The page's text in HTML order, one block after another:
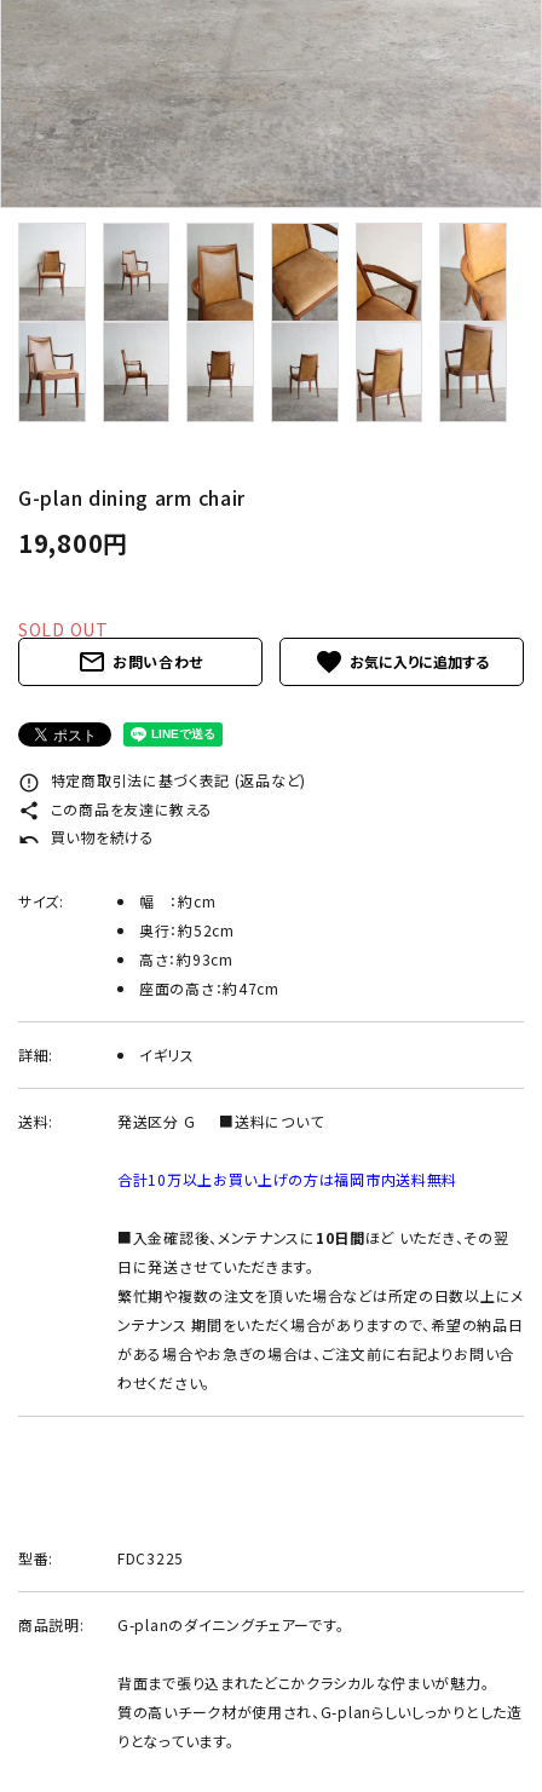
その他
BRAND
お気に入りリスト
卸販売
デザイナーまとめ
アフターケア
メンテナンスについて
過去販売
ACCOUNT MENU
ようこそ ゲスト 様
G-plan dining arm chair
19,800円
SOLD OUT
mail_outline お問い合わせ favorite
error_outline 特定商取引法に基づく表記 (返品など)
share この商品を友達に教える
undo 買い物を続ける
サイズ:
幅 ：約cm
奥行：約52cm
高さ：約93cm
座面の高さ：約47cm
詳細: イギリス
送料: 発送区分 G ■送料について
合計10万以上お買い上げの方は福岡市内送料無料
■入金確認後、メンテナンスに 10日間ほど いただき、その翌
日に発送させていただきます。
繁忙期や複数の注文を頂いた場合などは所定の日数以上にメ
ンテナンス 期間をいただく場合がありますので、希望の納品日
がある場合やお急ぎの場合は、ご注文前に右記よりお問い合
わせください。
型番: FDC3225
商品説明: G-planのダイニングチェアーです。
背面まで張り込まれたどこかクラシカルな佇まいが魅力。
質の高いチーク材が使用され、G-planらしいしっかりとした造
りとなっています。